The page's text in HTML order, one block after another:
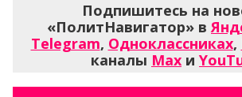
Подпишитесь на
«ПолитНавигатор» в
Telegram, Одноклассниках,
каналы Max и